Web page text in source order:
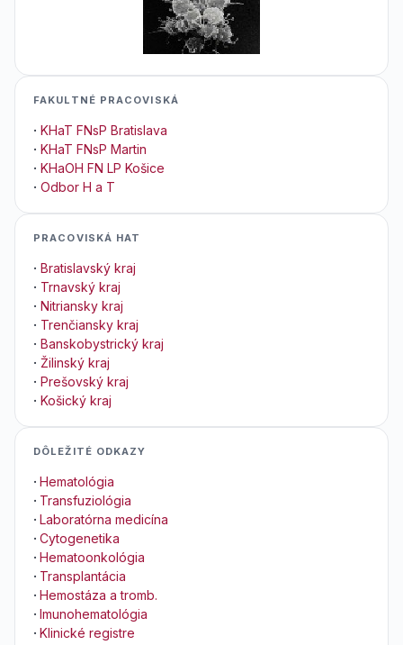
FAKULTNÉ PRACOVISKÁ
· KHaT FNsP Bratislava
· KHaT FNsP Martin
· KHaOH FN LP Košice
· Odbor H a T
PRACOVISKÁ HAT
· Bratislavský kraj
· Trnavský kraj
· Nitriansky kraj
· Trenčiansky kraj
· Banskobystrický kraj
· Žilinský kraj
· Prešovský kraj
· Košický kraj
DÔLEŽITÉ ODKAZY
· Hematológia
· Transfuziológia
· Laboratórna medicína
· Cytogenetika
· Hematoonkológia
· Transplantácia
· Hemostáza a tromb.
· Imunohematológia
· Klinické registre